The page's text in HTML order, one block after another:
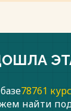
78761
найти